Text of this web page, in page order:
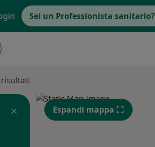
Sei un Professionista sanitario?
Espandi mappa